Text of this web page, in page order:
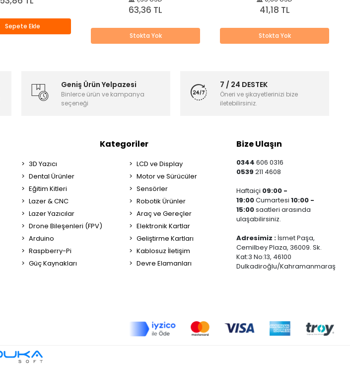
Sepete Ekle
63,36 TL
Stokta Yok
41,18 TL
Stokta Yok
Geniş Ürün Yelpazesi
Binlerce ürün ve kampanya
seçeneği
7 / 24 DESTEK
Öneri ve şikayetlerinizi bize
iletebilirsiniz.
Kategoriler
3D Yazıcı
Dental Ürünler
Eğitim Kitleri
Lazer & CNC
Lazer Yazıcılar
Drone Bileşenleri (FPV)
Arduino
Raspberry-Pi
Güç Kaynakları
LCD ve Display
Motor ve Sürücüler
Sensörler
Robotik Ürünler
Araç ve Gereçler
Elektronik Kartlar
Geliştirme Kartları
Kablosuz İletişim
Devre Elamanları
Bize Ulaşın
0344606 0316
0539211 4608
Haftaiçi 09:00 -
19:00Cumartesi10:00 -
15:00saatleri arasında
ulaşabilirsiniz.
Adresimiz : İsmet Paşa,
Cemilbey Plaza, 36009. Sk.
Kat:3 No:13, 46100
Dulkadiroğlu/Kahramanmaraş